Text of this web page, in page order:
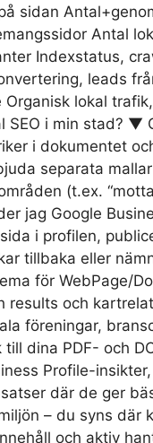
sidan
Antal
Indexstatus,
leads
lokal
i min stad? ▼
i dokumentet
separata
(t.ex.
jag Google
i profilen,
tillbaka eller
för WebPage/
och
föreningar,
dina PDF- och
Profile-
där de ger
– du syns där
och aktiv